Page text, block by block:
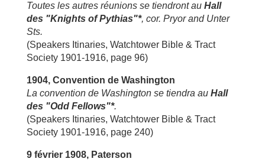
Toutes les autres réunions se tiendront au Hall
des "Knights of Pythias"*, cor. Pryor and Unter
Sts.
(Speakers Itinaries, Watchtower Bible & Tract
Society 1901-1916, page 96)
1904, Convention de Washington
La convention de Washington se tiendra au Hall
des "Odd Fellows"*.
(Speakers Itinaries, Watchtower Bible & Tract
Society 1901-1916, page 240)
9 février 1908, Paterson